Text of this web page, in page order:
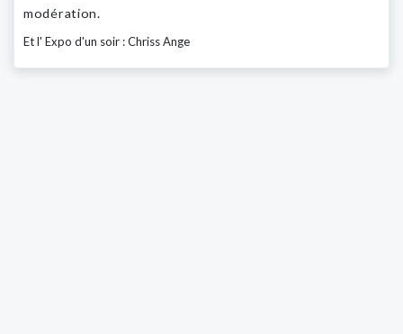
modération.
Et l' Expo d'un soir : Chriss Ange